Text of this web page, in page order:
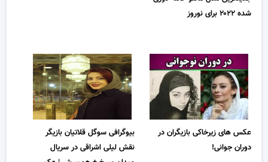
شده ۲۰۲۲ برای نوروز
عکس های زیرخاکی بازیگران در
دوران جوانی!
بیوگرافی سوگل قلاتیان بازیگر
نقش لیلی اشراقی در سریال